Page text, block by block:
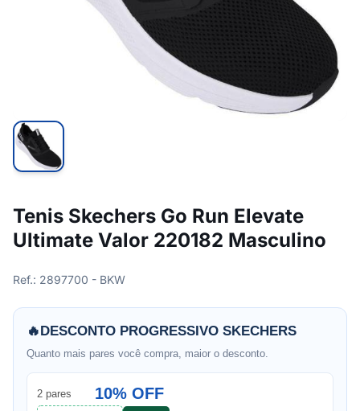
Tenis Skechers Go Run Elevate
Ultimate Valor 220182 Masculino
Ref.: 2897700 - BKW
🔥DESCONTO PROGRESSIVO SKECHERS
Quanto mais pares você compra, maior o desconto.
2 pares 10% OFF